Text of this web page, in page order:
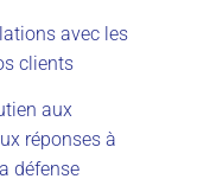
avec les
clients
aux
réponses à
défense